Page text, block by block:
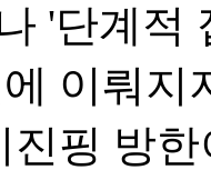
'단계적
이뤄지
진핑 방